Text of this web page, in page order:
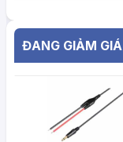
ĐANG GIẢM GIÁ